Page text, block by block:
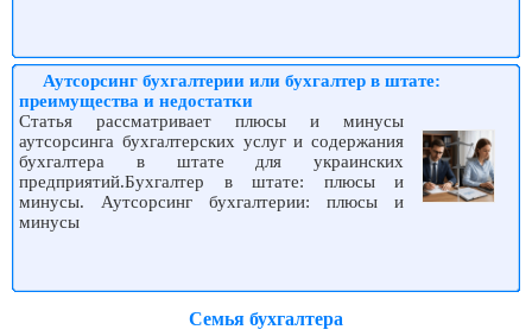
Аутсорсинг бухгалтерии или бухгалтер в штате:
преимущества и недостатки
Статья рассматривает плюсы и минусы
аутсорсинга бухгалтерских услуг и содержания
бухгалтера в штате для украинских
предприятий.Бухгалтер в штате: плюсы и
минусы. Аутсорсинг бухгалтерии: плюсы и
минусы
Семья бухгалтера